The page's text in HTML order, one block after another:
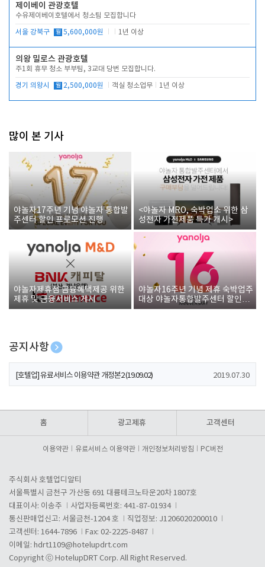
제이베이 관광호텔
수유제이베이호텔에서 청소팀 모집합니다
서울 강북구 월 5,600,000원 1년 이상
의왕 밀로스 관광호텔
주1회 휴무 청소 부부팀, 3교대 당번 모집합니다.
경기 의왕시 월 2,500,000원 객실 청소업무 1년 이상
많이 본 기사
야놀자17주년 기념 야놀자 통합발
주센터 할인 프로모션 진행
<야놀자 MRO, 숙박업소 위한 삼
성전자 가전제품 특가 개시>
야놀자제휴점 금융혜택제공 위한
제휴 및 금융서비스 게시
야놀자16주년 기념 제휴 숙박업주
대상 야놀자통합발주센터 할인쿠
폰 증정
공지사항
[호텔업] 개인정보 처리방침 개정본1 (19.09.02)
[호텔업] 유료서비스 이용약관 개정본2 (19.09.02) 2019.07.30
홈 광고제휴 고객센터
이용약관 유료서비스 이용약관 개인정보처리방침 PC버전
주식회사 호텔업디알티
서울특별시 금천구 가산동 691 대륭테크노타운20차 1807호
대표이사: 이송주
사업자등록번호: 441-87-01934
통신판매업신고: 서울금천-1204 호
직업정보: J1206020200010
고객센터: 1644-7896
Fax: 02-2225-8487
이메일: hdrt1109@hotelupdrt.com
Copyright ⓒ HotelupDRT Corp. All Right Reserved.